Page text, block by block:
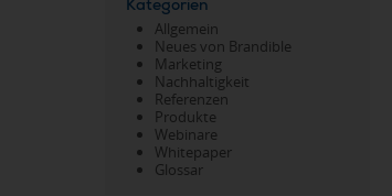
Allgemein
Neues von Brandible
Marketing
Nachhaltigkeit
Referenzen
Produkte
Webinare
Whitepaper
Glossar